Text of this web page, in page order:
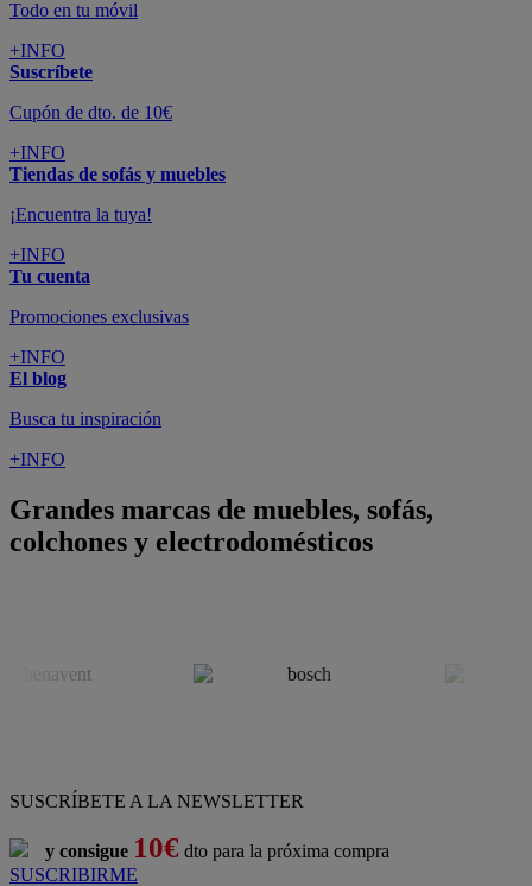
Todo en tu móvil
+INFO
Suscríbete
Cupón de dto. de 10€
+INFO
Tiendas de sofás y muebles
¡Encuentra la tuya!
+INFO
Tu cuenta
Promociones exclusivas
+INFO
El blog
Busca tu inspiración
+INFO
Grandes marcas de muebles, sofás,
colchones y electrodomésticos
SUSCRÍBETE A LA NEWSLETTER
y consigue 10€ dto para la próxima compra
SUSCRIBIRME